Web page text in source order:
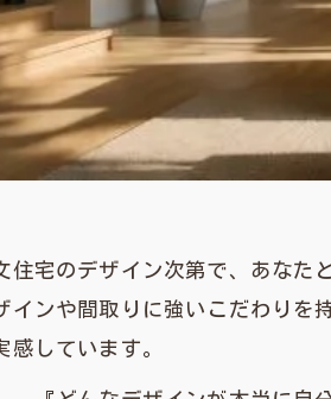
住宅のデザイン次第で、あな
インや間取りに強いこだわり
感しています。